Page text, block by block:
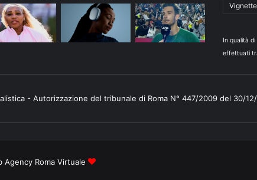
Vignette
In qualità
effettuati
- Autorizzazione del tribunale di Roma N° 447/2009 del 30/
Agency Roma Virtuale